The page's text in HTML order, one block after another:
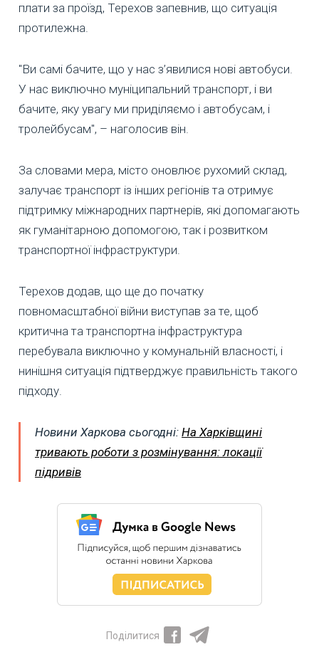
плати за проїзд, Терехов запевнив, що ситуація
протилежна.
"Ви самі бачите, що у нас з’явилися нові автобуси.
У нас виключно муніципальний транспорт, і ви
бачите, яку увагу ми приділяємо і автобусам, і
тролейбусам", – наголосив він.
За словами мера, місто оновлює рухомий склад,
залучає транспорт із інших регіонів та отримує
підтримку міжнародних партнерів, які допомагають
як гуманітарною допомогою, так і розвитком
транспортної інфраструктури.
Терехов додав, що ще до початку
повномасштабної війни виступав за те, щоб
критична та транспортна інфраструктура
перебувала виключно у комунальній власності, і
нинішня ситуація підтверджує правильність такого
підходу.
Новини Харкова сьогодні: На Харківщині
тривають роботи з розмінування: локації
підривів
Поділитися